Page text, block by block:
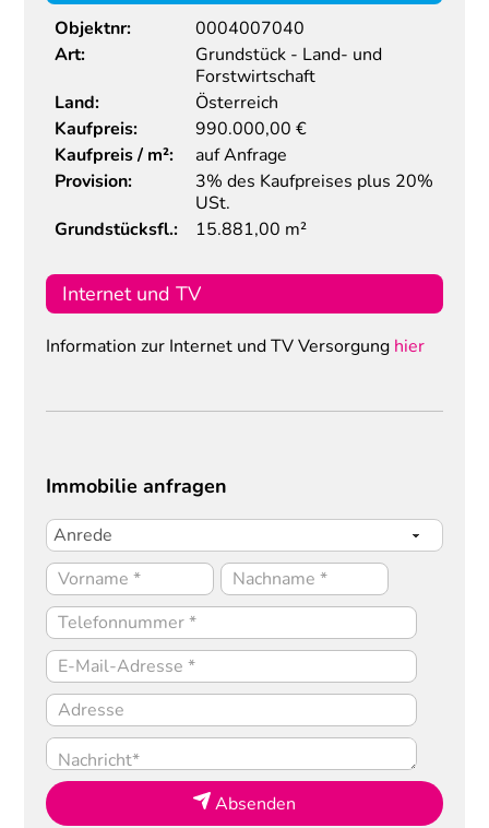
Objektnr:
0004007040
Art:
Grundstück - Land- und
Forstwirtschaft
Land:
Österreich
Kaufpreis:
990.000,00 €
Kaufpreis / m²:
auf Anfrage
Provision:
3% des Kaufpreises plus 20%
USt.
Grundstücksfl.:
15.881,00 m²
Internet und TV
Information zur Internet und TV Versorgung hier
Immobilie anfragen
Absenden